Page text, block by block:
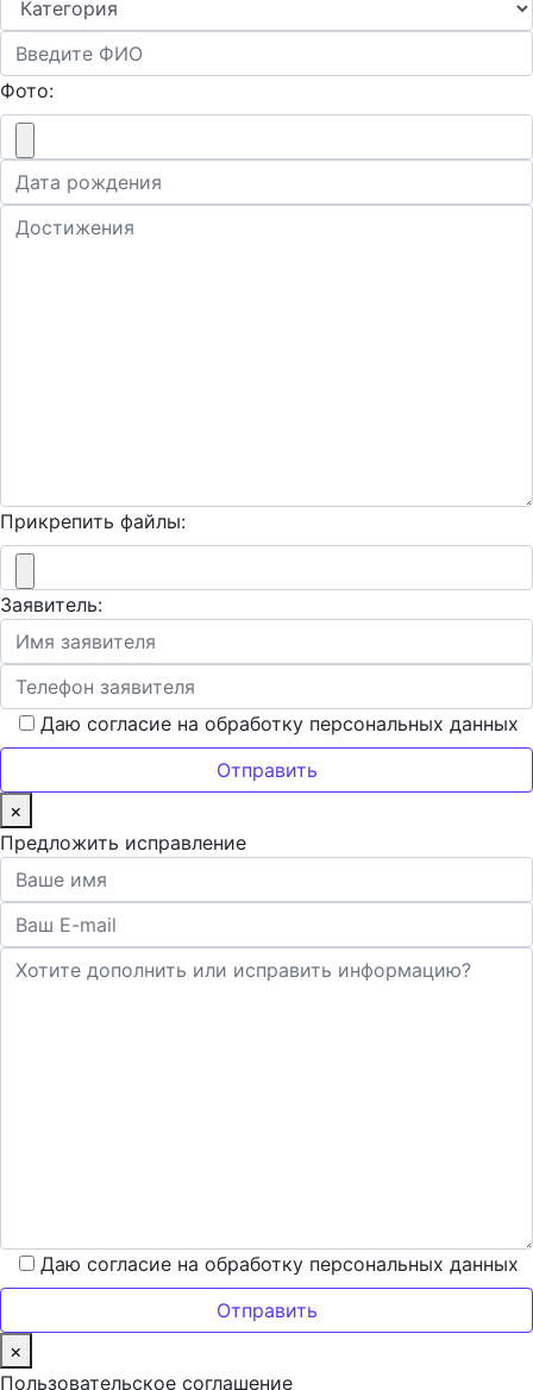
Фото:
Прикрепить файлы:
Заявитель:
Даю согласие на обработку персональных данных
×
Предложить исправление
Даю согласие на обработку персональных данных
×
Пользовательское соглашение